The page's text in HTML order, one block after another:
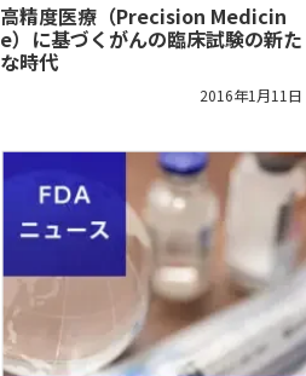
高精度医療（Precision Medicin
e）に基づくがんの臨床試験の新た
な時代
2016年1月11日